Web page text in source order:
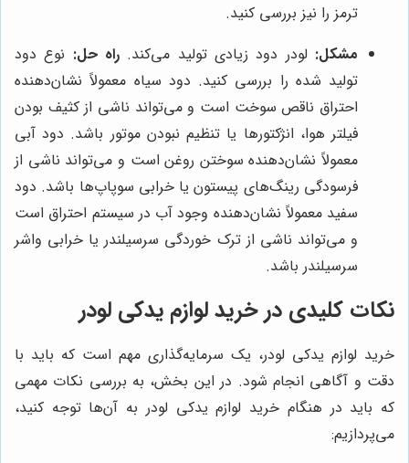
ترمز را نیز بررسی کنید.
مشکل: لودر دود زیادی تولید می‌کند. راه حل: نوع دود
تولید شده را بررسی کنید. دود سیاه معمولاً نشان‌دهنده
احتراق ناقص سوخت است و می‌تواند ناشی از کثیف بودن
فیلتر هوا، انژکتورها یا تنظیم نبودن موتور باشد. دود آبی
معمولاً نشان‌دهنده سوختن روغن است و می‌تواند ناشی از
فرسودگی رینگ‌های پیستون یا خرابی سوپاپ‌ها باشد. دود
سفید معمولاً نشان‌دهنده وجود آب در سیستم احتراق است
و می‌تواند ناشی از ترک خوردگی سرسیلندر یا خرابی واشر
سرسیلندر باشد.
نکات کلیدی در خرید لوازم یدکی لودر
خرید لوازم یدکی لودر، یک سرمایه‌گذاری مهم است که باید با
دقت و آگاهی انجام شود. در این بخش، به بررسی نکات مهمی
که باید در هنگام خرید لوازم یدکی لودر به آن‌ها توجه کنید،
می‌پردازیم: